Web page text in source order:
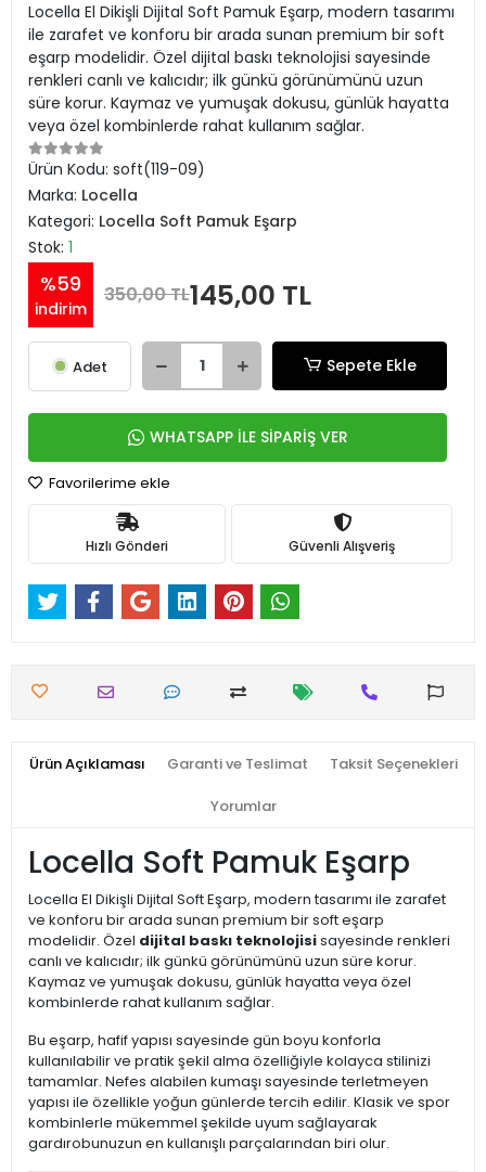
Locella El Dikişli Dijital Soft Pamuk Eşarp, modern tasarımı
ile zarafet ve konforu bir arada sunan premium bir soft
eşarp modelidir. Özel dijital baskı teknolojisi sayesinde
renkleri canlı ve kalıcıdır; ilk günkü görünümünü uzun
süre korur. Kaymaz ve yumuşak dokusu, günlük hayatta
veya özel kombinlerde rahat kullanım sağlar.
Ürün Kodu: soft(119-09)
Marka: Locella
Kategori: Locella Soft Pamuk Eşarp
Stok: 1
%59
indirim
350,00 TL145,00 TL
Adet Sepete Ekle
WHATSAPP İLE SİPARİŞ VER
Favorilerime ekle
Hızlı Gönderi Güvenli Alışveriş
Ürün Açıklaması Garanti ve Teslimat Taksit Seçenekleri
Yorumlar
Locella Soft Pamuk Eşarp
Locella El Dikişli Dijital Soft Eşarp, modern tasarımı ile zarafet
ve konforu bir arada sunan premium bir soft eşarp
modelidir. Özel dijital baskı teknolojisisayesinde renkleri
canlı ve kalıcıdır; ilk günkü görünümünü uzun süre korur.
Kaymaz ve yumuşak dokusu, günlük hayatta veya özel
kombinlerde rahat kullanım sağlar.
Bu eşarp, hafif yapısı sayesinde gün boyu konforla
kullanılabilir ve pratik şekil alma özelliğiyle kolayca stilinizi
tamamlar. Nefes alabilen kumaşı sayesinde terletmeyen
yapısı ile özellikle yoğun günlerde tercih edilir. Klasik ve spor
kombinlerle mükemmel şekilde uyum sağlayarak
gardırobunuzun en kullanışlı parçalarından biri olur.